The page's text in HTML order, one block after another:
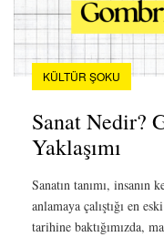
KÜLTÜR ŞOKU
Sanat Nedir?
Yaklaşımı
Sanatın tanımı,
anlamaya çalıştığı en
tarihine baktığımızda,